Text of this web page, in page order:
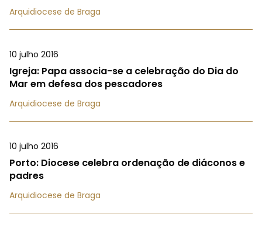
Arquidiocese de Braga
10 julho 2016
Igreja: Papa associa-se a celebração do Dia do
Mar em defesa dos pescadores
Arquidiocese de Braga
10 julho 2016
Porto: Diocese celebra ordenação de diáconos e
padres
Arquidiocese de Braga